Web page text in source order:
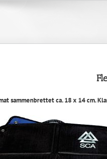
sammenbrettet ca. 18 x 14 cm.